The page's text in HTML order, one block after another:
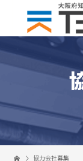
協力会社募集